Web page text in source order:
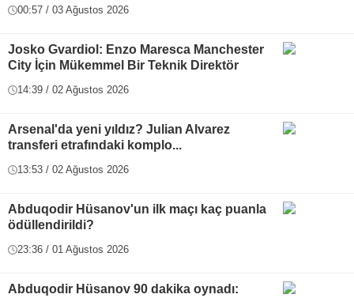
00:57 / 03 Ağustos 2026
Josko Gvardiol: Enzo Maresca Manchester
City İçin Mükemmel Bir Teknik Direktör
14:39 / 02 Ağustos 2026
Arsenal'da yeni yıldız? Julian Alvarez
transferi etrafındaki komplo...
13:53 / 02 Ağustos 2026
Abduqodir Hüsanov'un ilk maçı kaç puanla
ödüllendirildi?
23:36 / 01 Ağustos 2026
Abduqodir Hüsanov 90 dakika oynadı: